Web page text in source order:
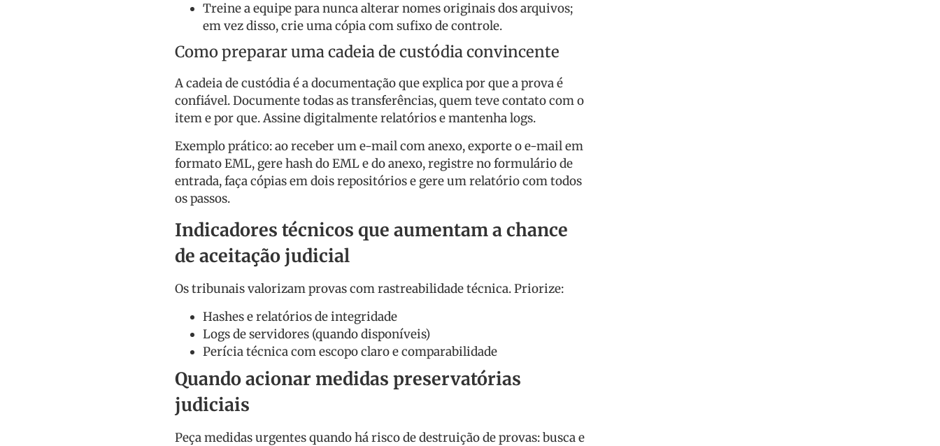
Treine a equipe para nunca alterar nomes originais dos arquivos;
em vez disso, crie uma cópia com sufixo de controle.
Como preparar uma cadeia de custódia convincente
A cadeia de custódia é a documentação que explica por que a prova é
confiável. Documente todas as transferências, quem teve contato com o
item e por que. Assine digitalmente relatórios e mantenha logs.
Exemplo prático: ao receber um e-mail com anexo, exporte o e-mail em
formato EML, gere hash do EML e do anexo, registre no formulário de
entrada, faça cópias em dois repositórios e gere um relatório com todos
os passos.
Indicadores técnicos que aumentam a chance
de aceitação judicial
Os tribunais valorizam provas com rastreabilidade técnica. Priorize:
Hashes e relatórios de integridade
Logs de servidores (quando disponíveis)
Perícia técnica com escopo claro e comparabilidade
Quando acionar medidas preservatórias
judiciais
Peça medidas urgentes quando há risco de destruição de provas: busca e